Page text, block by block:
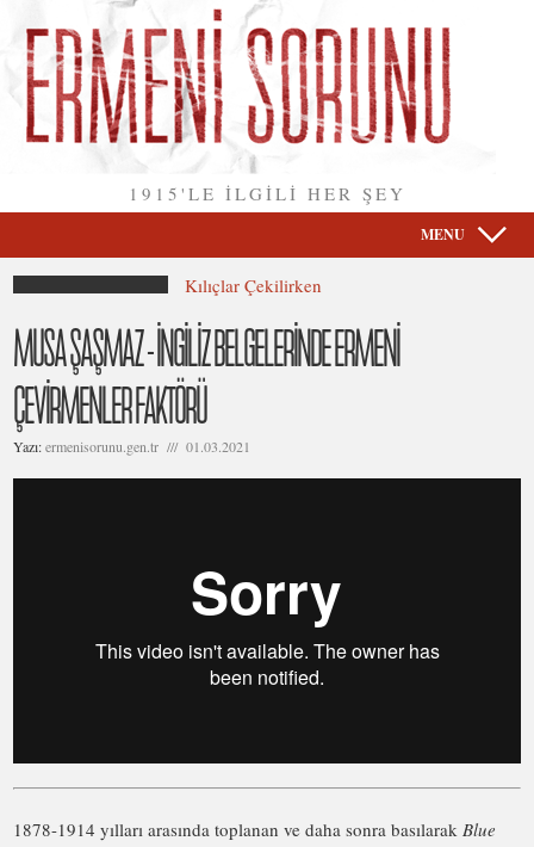
1915'LE İLGİLİ HER ŞEY
MENU
Kılıçlar Çekilirken
MUSA ŞAŞMAZ - İNGİLİZ BELGELERİNDE ERMENİ
ÇEVİRMENLER FAKTÖRÜ
Yazı:ermenisorunu.gen.tr /// 01.03.2021
1878-1914 yılları arasında toplanan ve daha sonra basılarakBlue